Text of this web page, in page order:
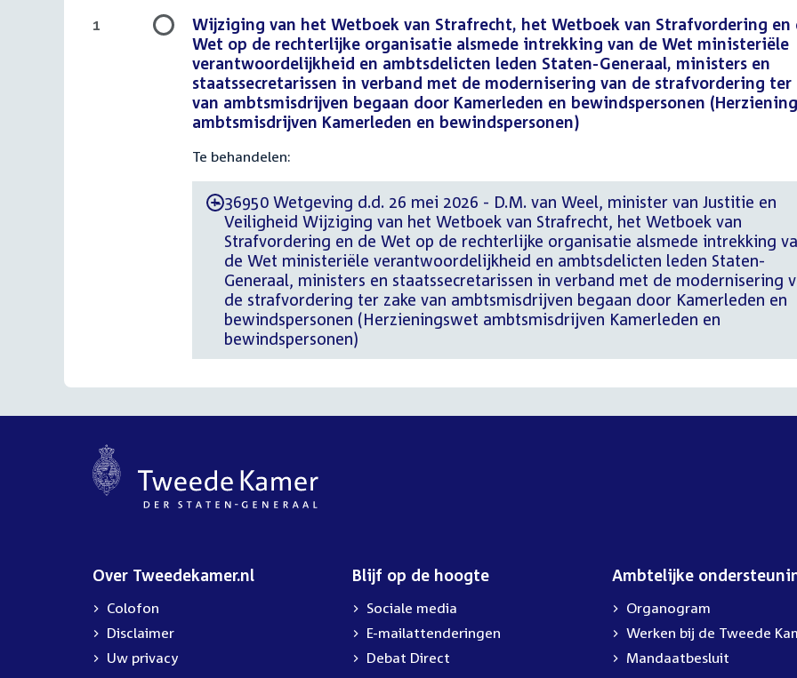
Wijziging van het Wetboek van Strafrecht, het Wetboek van Strafvordering en
Wet op de rechterlijke organisatie alsmede intrekking van de Wet ministeriële
verantwoordelijkheid en ambtsdelicten leden Staten-Generaal, ministers en
staatssecretarissen in verband met de modernisering van de strafvordering ter
van ambtsmisdrijven begaan door Kamerleden en bewindspersonen
ambtsmisdrijven Kamerleden en bewindspersonen)
Te behandelen:
-36950 Wetgeving d.d. 26 mei 2026 - D.M. van Weel, minister van Justitie en
Veiligheid Wijziging van het Wetboek van Strafrecht, het Wetboek van
Strafvordering en de Wet op de rechterlijke organisatie alsmede intrekking
de Wet ministeriële verantwoordelijkheid en ambtsdelicten leden Staten-
Generaal, ministers en staatssecretarissen in verband met de modernisering
de strafvordering ter zake van ambtsmisdrijven begaan door Kamerleden en
bewindspersonen (Herzieningswet ambtsmisdrijven Kamerleden en
bewindspersonen)
1
Over Tweedekamer.nl
Colofon
Disclaimer
Uw privacy
Blijf op de hoogte
Sociale media
E-mailattenderingen
Debat Direct
Ambtelijke
Organogram
External
link:
Werken bij de Tweede
Mandaatbesluit